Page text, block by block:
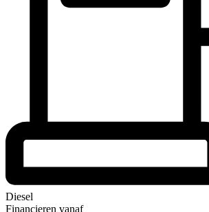
Diesel
Financieren vanaf